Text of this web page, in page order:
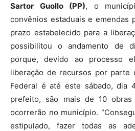
Sartor Guollo (PP), o
convênios estaduais e emendas
prazo estabelecido para a
possibilitou o andamento de
porque, devido ao processo
liberação de recursos por parte
Federal é até este sábado, dia
prefeito, são mais de 10
ocorrerão no município.
estipulado, fazer todas as